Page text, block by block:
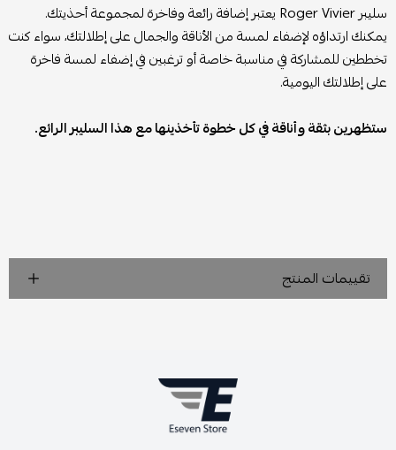
سليبر Roger Vivier يعتبر إضافة رائعة وفاخرة لمجموعة أحذيتك.
يمكنك ارتداؤه لإضفاء لمسة من الأناقة والجمال على إطلالتك، سواء كنت
تخططين للمشاركة في مناسبة خاصة أو ترغبين في إضفاء لمسة فاخرة
على إطلالتك اليومية.
ستظهرين بثقة وأناقة في كل خطوة تأخذينها مع هذا السليبر الرائع.
تقييمات المنتج